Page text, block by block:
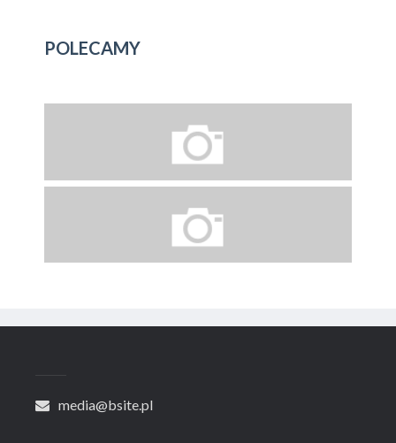
POLECAMY
media@bsite.pl